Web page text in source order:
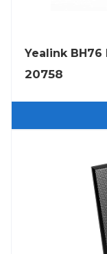
Yealink BH76
20758